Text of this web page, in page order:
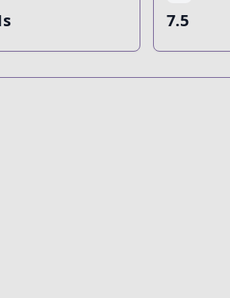
7.5